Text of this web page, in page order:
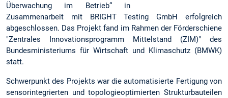
Überwachung im Betrieb“ in
Zusammenarbeit mit BRIGHT Testing GmbH erfolgreich
abgeschlossen. Das Projekt fand im Rahmen der Förderschiene
"Zentrales Innovationsprogramm Mittelstand (ZIM)" des
Bundesministeriums für Wirtschaft und Klimaschutz (BMWK)
statt.
Schwerpunkt des Projekts war die automatisierte Fertigung von
sensorintegrierten und topologieoptimierten Strukturbauteilen